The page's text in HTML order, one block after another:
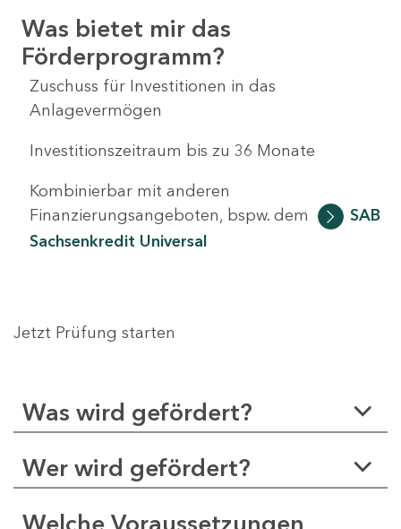
Was bietet mir das
Förderprogramm?
Zuschuss für Investitionen in das
Anlagevermögen
Investitionszeitraum bis zu 36 Monate
Kombinierbar mit anderen
Finanzierungsangeboten, bspw. dem
SAB
Sachsenkredit Universal
Jetzt Prüfung starten
Was wird gefördert?
Wer wird gefördert?
Welche Voraussetzungen